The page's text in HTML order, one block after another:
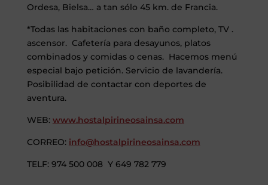
Ordesa, Bielsa… a tan sólo 45 km. de Francia.
*Todas las habitaciones con baño completo, TV .
ascensor. Cafetería para desayunos, platos
combinados y comidas o cenas. Hacemos menú
especial bajo petición. Servicio de lavandería.
Posibilidad de contactar con deportes de
aventura.
WEB: www.hostalpirineosainsa.com
CORREO: info@hostalpirineosainsa.com
TELF: 974 500 008 Y 649 782 779